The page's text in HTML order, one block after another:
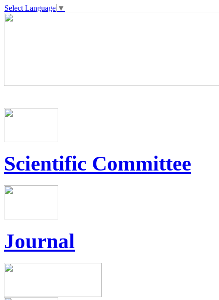
Select Language ▼
Scientific Committee
Journal